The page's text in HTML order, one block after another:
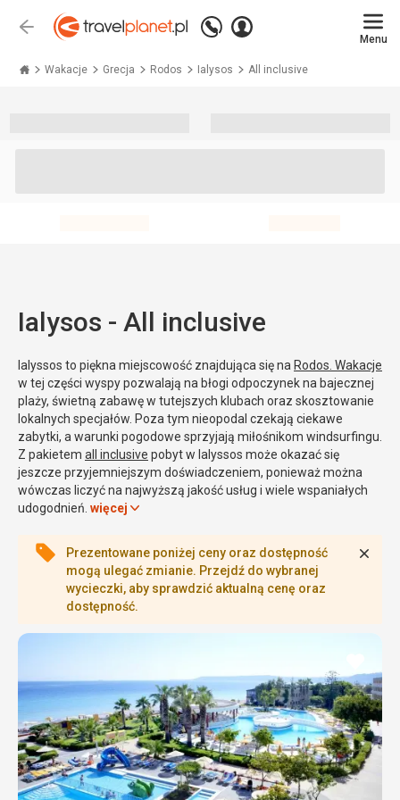
Wstecz
Zadzwoń
+48 71 771 76 55
Zaloguj
Menu
Wakacje Grecja Rodos Ialysos All inclusive
Ialysos - All inclusive
Ialyssos to piękna miejscowość znajdująca się na Rodos. Wakacje
w tej części wyspy pozwalają na błogi odpoczynek na bajecznej
plaży, świetną zabawę w tutejszych klubach oraz skosztowanie
lokalnych specjałów. Poza tym nieopodal czekają ciekawe
zabytki, a warunki pogodowe sprzyjają miłośnikom windsurfingu.
Z pakietem all inclusive pobyt w Ialyssos może okazać się
jeszcze przyjemniejszym doświadczeniem, ponieważ można
wówczas liczyć na najwyższą jakość usług i wiele wspaniałych
udogodnień. więcej
Dlaczego warto wybrać all
inclusive w Ialyssos?
Wodne szaleństwo, cudowne warunki pogodowe, mnóstwo
Ialyssos -
wakacje w tym miejscu potrafią zauroczyć. Zwłaszcza że od
stolicy wyspy dzieli je zaledwie 8 kilometrów. Wybierając pakiet
all inclusive, można skupić się już tylko na odkrywaniu nowych
zakątków, relaksie i dobrej zabawie. To też świetny sposób na
kontrolę wydatków bez rezygnowania z tego, na co ma się
ochotę.
Prezentowane poniżej ceny oraz dostępność
mogą ulegać zmianie. Przejdź do wybranej
wycieczki, aby sprawdzić aktualną cenę oraz
dostępność.
do